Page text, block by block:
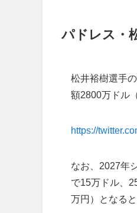
パドレス・
松井裕樹選手
額2800万ドル
https://
なお、2027年
で15万ドル、
万円）となる